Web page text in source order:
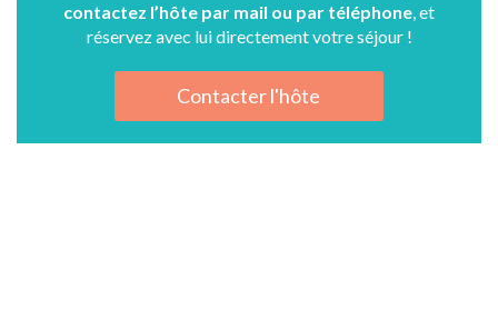
contactez l’hôte par mail ou par téléphone, et
réservez avec lui directement votre séjour !
Contacter l'hôte